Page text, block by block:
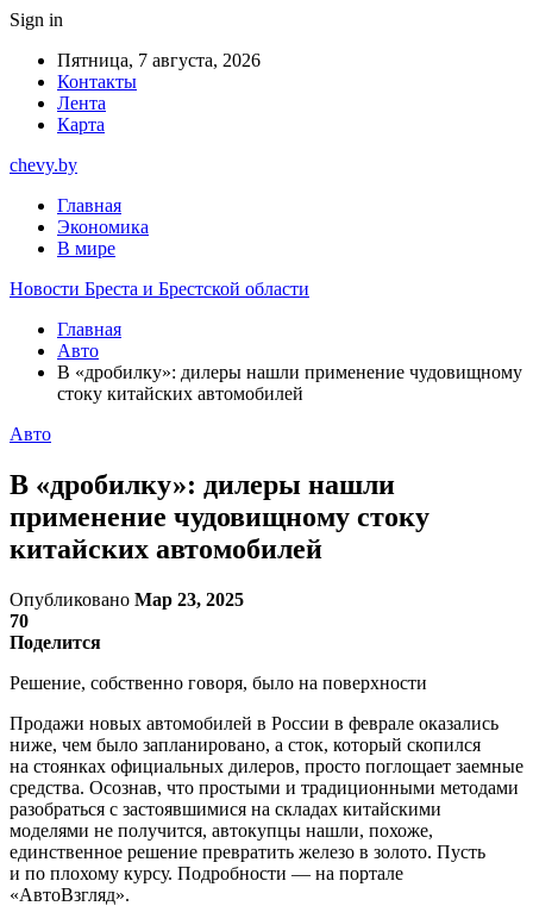
Sign in
Пятница, 7 августа, 2026
Контакты
Лента
Карта
chevy.by
Главная
Экономика
В мире
Новости Бреста и Брестской области
Главная
Авто
В «дробилку»: дилеры нашли применение чудовищному
стоку китайских автомобилей
Авто
В «дробилку»: дилеры нашли
применение чудовищному стоку
китайских автомобилей
Опубликовано Мар 23, 2025
70
Поделится
Решение, собственно говоря, было на поверхности
Продажи новых автомобилей в России в феврале оказались
ниже, чем было запланировано, а сток, который скопился
на стоянках официальных дилеров, просто поглощает заемные
средства. Осознав, что простыми и традиционными методами
разобраться с застоявшимися на складах китайскими
моделями не получится, автокупцы нашли, похоже,
единственное решение превратить железо в золото. Пусть
и по плохому курсу. Подробности — на портале
«АвтоВзгляд».